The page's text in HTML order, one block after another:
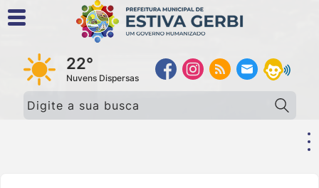
22°
Nuvens Dispersas
Pesquisar: